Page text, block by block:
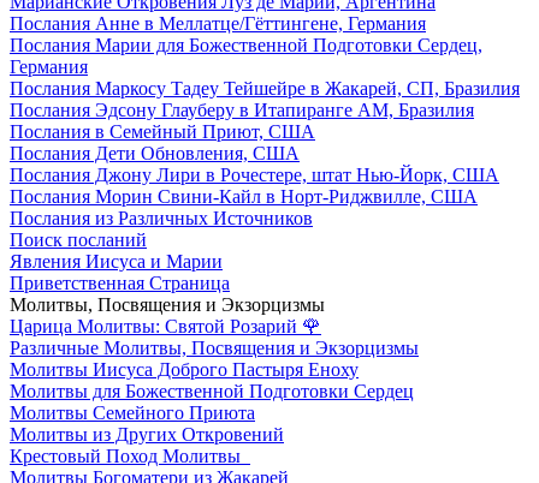
Послания Анне в Меллатце/Гёттингене, Германия
Послания Марии для Божественной Подготовки Сердец,
Германия
Послания Маркосу Тадеу Тейшейре в Жакарей, СП, Бразилия
Послания Эдсону Глауберу в Итапиранге AM, Бразилия
Послания в Семейный Приют, США
Послания Дети Обновления, США
Послания Джону Лири в Рочестере, штат Нью-Йорк, США
Послания Морин Свини-Кайл в Норт-Риджвилле, США
Послания из Различных Источников
Поиск посланий
Явления Иисуса и Марии
Приветственная Страница
Молитвы, Посвящения и Экзорцизмы
Царица Молитвы: Святой Розарий 🌹
Различные Молитвы, Посвящения и Экзорцизмы
Молитвы Иисуса Доброго Пастыря Еноху
Молитвы для Божественной Подготовки Сердец
Молитвы Семейного Приюта
Молитвы из Других Откровений
Крестовый Поход Молитвы
Молитвы Богоматери из Жакарей